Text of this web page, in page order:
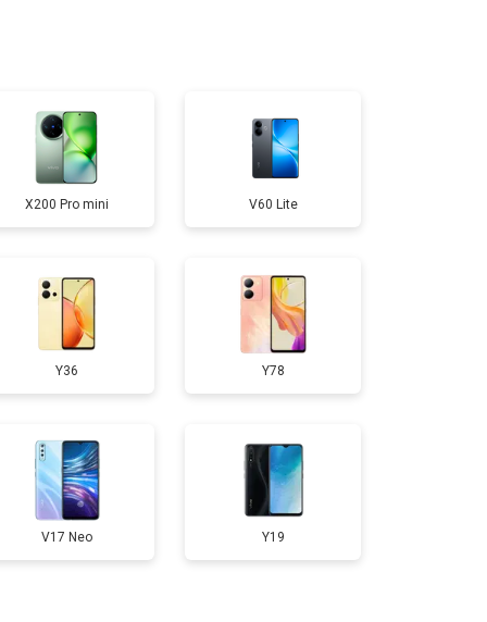
₽
₽ Узнать
Узнать
Узнать
₽ Узнать
₽
X200 Pro mini V60 Lite
Y36 Y78
V17 Neo Y19